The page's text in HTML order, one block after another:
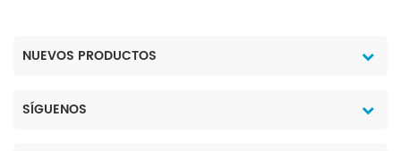
NUEVOS PRODUCTOS
SÍGUENOS